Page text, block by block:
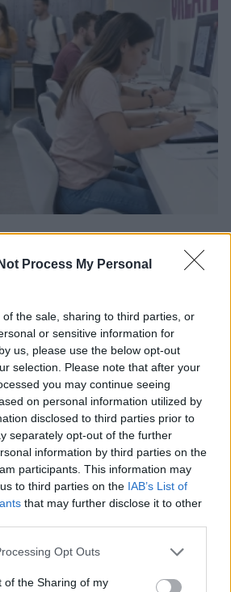
Process My Personal
the sale, sharing to third parties, or
or sensitive information for
us, please use the below opt-out
selection. Please note that after your
you may continue seeing
on personal information utilized by
disclosed to third parties prior to
separately opt-out of the further
information by third parties on the
participants. This information may
to third parties on the IAB’s List of
that may further disclose it to other
app uses one or more Google
or usage behaviour. You may click to
Opt Outs
of the Sharing of my
της πανεπιστημιακής εκπαίδευσης
επιλογή για τη χρηματοδότηση
επιστρέφουμε με ασφάλεια
Δημοφιλή Σχολιασμένα
του νέου τραμπικού προέδρου